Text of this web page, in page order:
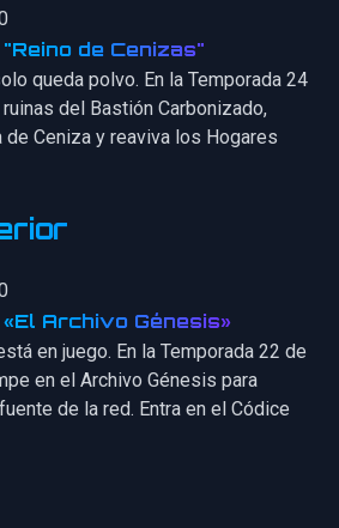
de Cenizas"
queda polvo. En la Temporada 24
del Bastión Carbonizado,
de Ceniza y reaviva los Hogares
Archivo Génesis»
en juego. En la Temporada 22 de
en el Archivo Génesis para
de la red. Entra en el Códice